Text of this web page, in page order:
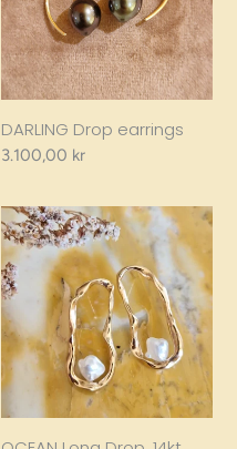
DARLING Drop earrings
Regular
3.100,00 kr
OCEAN
Long
Drop,
14kt
guld